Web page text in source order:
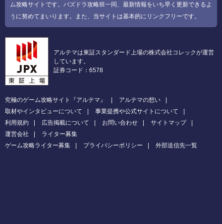
ム攻略サイトです。パズドラ攻略班一同、最新情報をいち早く更新できるよ
うに努めてまいります。また、当サイトは基本的にリンクフリーです。
アルテマは東証スタンダード上場の株式会社コレックが運営
しています。
証券コード：6578
究極のゲーム攻略サイト『アルテマ』
アルテマの想い
取材やインタビューについて
事業提携や公式サイトについて
利用規約
広告掲載について お問い合わせ
サイトマップ
運営会社
ライター募集
ゲーム攻略ライター募集
プライバシーポリシー 外部送信先一覧